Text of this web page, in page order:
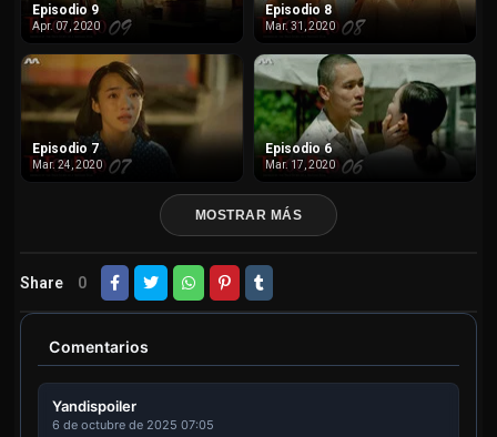
Episodio 9
Apr. 07, 2020
Episodio 8
Mar. 31, 2020
Episodio 7
Mar. 24, 2020
Episodio 6
Mar. 17, 2020
MOSTRAR MÁS
Share 0
Comentarios
Yandispoiler
6 de octubre de 2025 07:05